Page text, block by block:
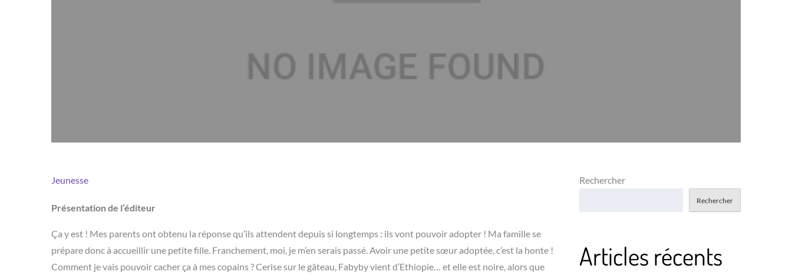
Jeunesse
Présentation de l’éditeur
Ça y est ! Mes parents ont obtenu la réponse qu’ils attendent depuis si longtemps : ils vont pouvoir adopter ! Ma famille se
prépare donc à accueillir une petite fille. Franchement, moi, je m’en serais passé. Avoir une petite sœur adoptée, c’est la honte !
Comment je vais pouvoir cacher ça à mes copains ? Cerise sur le gâteau, Fabyby vient d’Ethiopie… et elle est noire, alors que
Rechercher
Rechercher
Articles récents